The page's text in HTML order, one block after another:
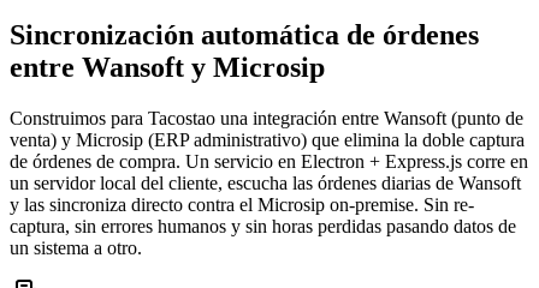
Sincronización automática de órdenes
entre Wansoft y Microsip
Construimos para Tacostao una integración entre Wansoft (punto de
venta) y Microsip (ERP administrativo) que elimina la doble captura
de órdenes de compra. Un servicio en Electron + Express.js corre en
un servidor local del cliente, escucha las órdenes diarias de Wansoft
y las sincroniza directo contra el Microsip on-premise. Sin re-
captura, sin errores humanos y sin horas perdidas pasando datos de
un sistema a otro.